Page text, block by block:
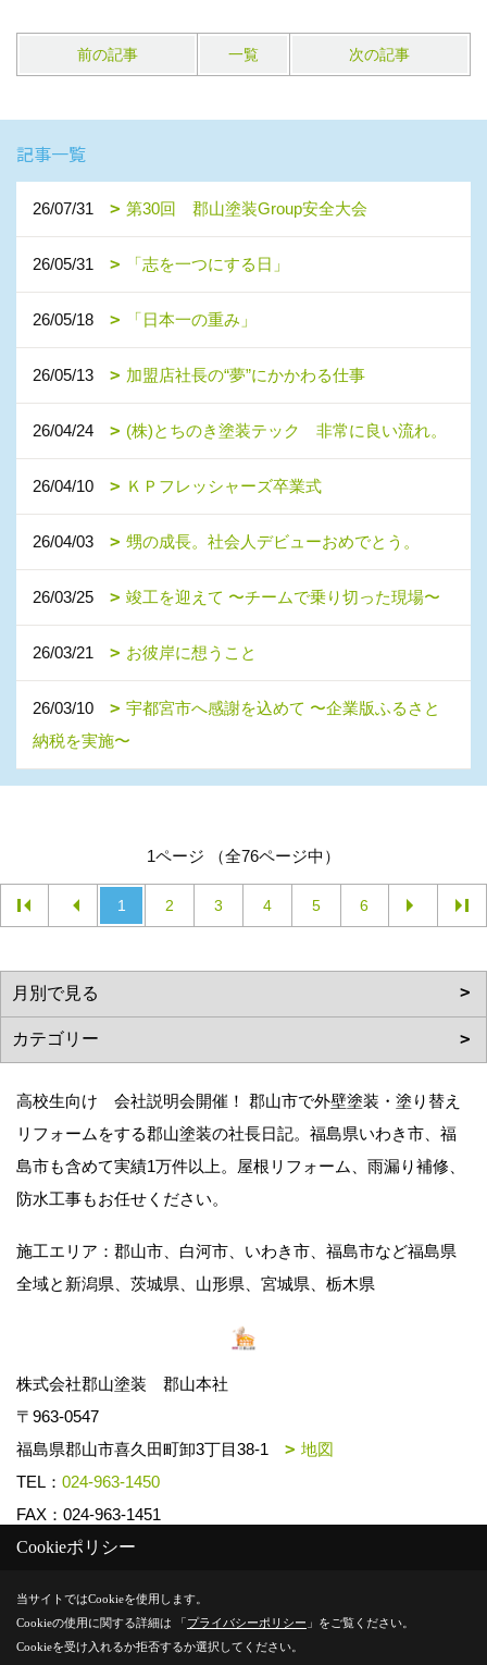
前の記事 一覧 次の記事
記事一覧
26/07/31 第30回 郡山塗装Group安全大会
26/05/31 「志を一つにする日」
26/05/18 「日本一の重み」
26/05/13 加盟店社長の“夢”にかかわる仕事
26/04/24 (株)とちのき塗装テック 非常に良い流れ。
26/04/10 ＫＰフレッシャーズ卒業式
26/04/03 甥の成長。社会人デビューおめでとう。
26/03/25 竣工を迎えて 〜チームで乗り切った現場〜
26/03/21 お彼岸に想うこと
26/03/10
宇都宮市へ感謝を込めて 〜企業版ふるさと
納税を実施〜
1ページ （全76ページ中）
1 2 3 4 5 6
高校生向け 会社説明会開催！ 郡山市で外壁塗装・塗り替え
リフォームをする郡山塗装の社長日記。福島県いわき市、福
島市も含めて実績1万件以上。屋根リフォーム、雨漏り補修、
防水工事もお任せください。
施工エリア：郡山市、白河市、いわき市、福島市など福島県
全域と新潟県、茨城県、山形県、宮城県、栃木県
株式会社郡山塗装 郡山本社
〒963-0547
福島県郡山市喜久田町卸3丁目38-1
地図
TEL： 024-963-1450
FAX：024-963-1451
Copyright (c) k-toso. All Rights Reserved.
Produced byゴデスクリエイト
Cookieポリシー
当サイトではCookieを使用します。
Cookieの使用に関する詳細は 「プライバシーポリシー 」をご覧ください。
Cookieを受け入れるか拒否するか選択してください。